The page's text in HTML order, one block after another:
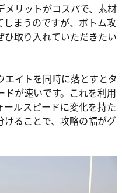
メリットがコスパで、素材
まうのですが、ボトム攻
取り入れていただきたい
エイトを同時に落とすとタ
が速いです。これを利用
ールスピードに変化を持た
ることで、攻略の幅がグ